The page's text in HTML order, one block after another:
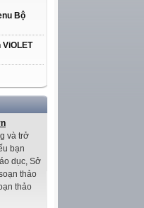
Bộ
và trở
bạn
dục, Sở
thảo
thảo